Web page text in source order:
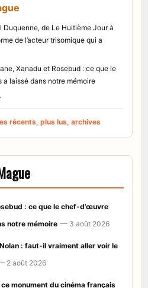
de Le Huitième Jour à
de l’acteur trisomique qui a
Xanadu et Rosebud : ce que le
a laissé dans notre mémoire
récents, plus lus, archives
: ce que le chef-d’œuvre
notre mémoire — 3 août 2026
: faut-il vraiment aller voir le
2 août 2026
monument du cinéma français